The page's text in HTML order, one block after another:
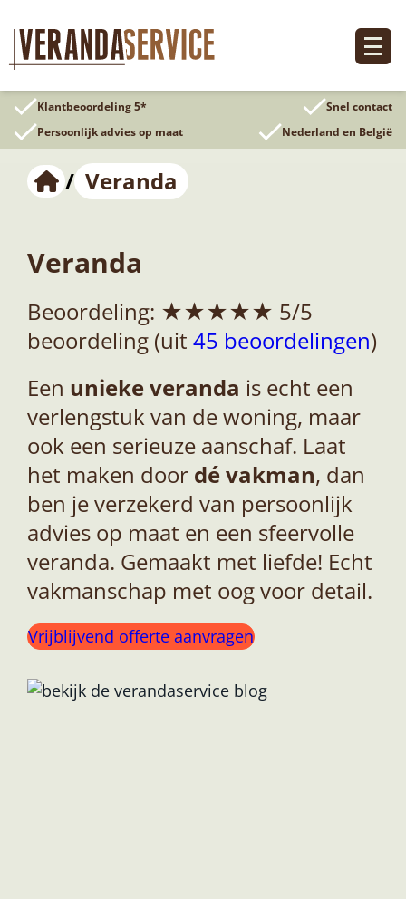
naar
de
Klantbeoordeling 5*
Snel contact
Persoonlijk advies op maat
Nederland en België
/ Veranda
Veranda
Beoordeling: ★★★★★ 5/5
beoordeling (uit 45 beoordelingen)
Een unieke veranda is echt een
verlengstuk van de woning, maar
ook een serieuze aanschaf. Laat
het maken door dé vakman, dan
ben je verzekerd van persoonlijk
advies op maat en een sfeervolle
veranda. Gemaakt met liefde! Echt
vakmanschap met oog voor detail.
Vrijblijvend offerte aanvragen